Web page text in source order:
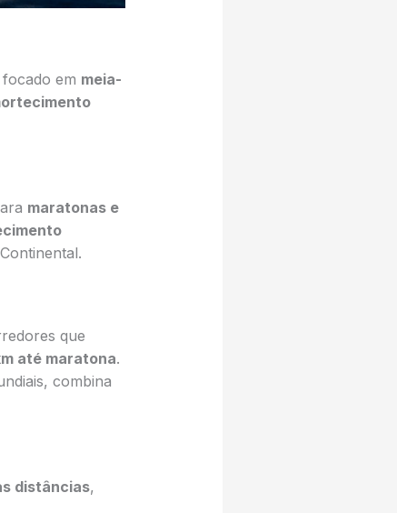
em meia-
maratonas e
que
até maratona.
combina
distâncias,